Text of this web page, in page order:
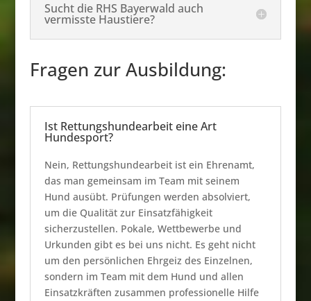
Sucht die RHS Bayerwald auch
vermisste Haustiere?
Fragen zur Ausbildung:
Ist Rettungshundearbeit eine Art
Hundesport?
Nein, Rettungshundearbeit ist ein Ehrenamt,
das man gemeinsam im Team mit seinem
Hund ausübt. Prüfungen werden absolviert,
um die Qualität zur Einsatzfähigkeit
sicherzustellen. Pokale, Wettbewerbe und
Urkunden gibt es bei uns nicht. Es geht nicht
um den persönlichen Ehrgeiz des Einzelnen,
sondern im Team mit dem Hund und allen
Einsatzkräften zusammen professionelle Hilfe